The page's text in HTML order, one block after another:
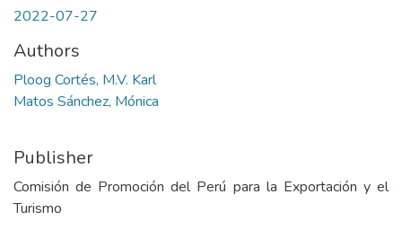
2022-07-27
Authors
Ploog Cortés, M.V. Karl
Matos Sánchez, Mónica
Publisher
Comisión de Promoción del Perú para la Exportación y el
Turismo